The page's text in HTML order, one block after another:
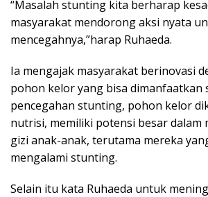
“Masalah stunting kita berharap
masyarakat mendorong aksi nyata
mencegahnya,”harap Ruhaeda.
Ia mengajak masyarakat berinovasi
pohon kelor yang bisa dimanfaatkan
pencegahan stunting, pohon kelor
nutrisi, memiliki potensi besar dalam
gizi anak-anak, terutama mereka
mengalami stunting.
Selain itu kata Ruhaeda untuk